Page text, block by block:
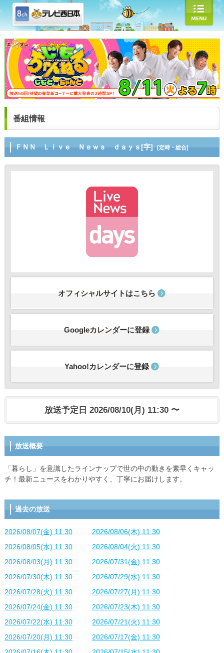
番組情報
ＦＮＮ Ｌｉｖｅ Ｎｅｗｓ ｄａｙｓ[字] [定時・総合]
オフィシャルサイトはこちら
Googleカレンダーに登録
Yahoo!カレンダーに登録
放送予定日 2026/08/10(月) 11:30 〜
放送概要
「暮らし」を意識したラインナップで世の中の動きを素早くキャッ
チ！最新ニュースをわかりやすく、丁寧にお届けします。
過去の放送
2026/08/07(金) 11:30
2026/08/06(木) 11:30
2026/08/05(水) 11:30
2026/08/04(火) 11:30
2026/08/03(月) 11:30
2026/07/31(金) 11:30
2026/07/30(木) 11:30
2026/07/29(水) 11:30
2026/07/28(火) 11:30
2026/07/27(月) 11:30
2026/07/24(金) 11:30
2026/07/23(木) 11:30
2026/07/22(水) 11:30
2026/07/21(火) 11:30
2026/07/20(月) 11:30
2026/07/17(金) 11:30